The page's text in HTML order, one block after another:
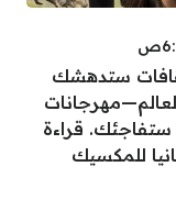
ثقافات ستدهشك
قراءة
للمكسيك